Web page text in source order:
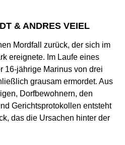
& ANDRES VEIEL
Mordfall zurück, der sich im
ereignete. Im Laufe eines
16-jährige Marinus von drei
grausam ermordet. Aus
Dorfbewohnern, den
Gerichtsprotokollen entsteht
das die Ursachen hinter der